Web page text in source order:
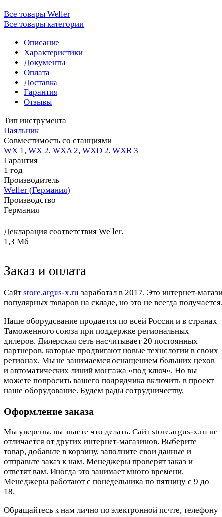
Все товары Weller
Все товары категории
Описание
Характеристики
Документы
Оплата
Доставка
Гарантия
Отзывы
Тип инструмента
Паяльник
Совместимость со станциями
WX 1, WX 2, WXA 2, WXD 2, WXR 3
Гарантия
1 год
Производитель
Weller (Германия)
Производство
Германия
Декларация соответствия Weller.
1,3 Мб
Заказ и оплата
Cайтstore.argus-x.ru заработал в 2017. Это интернет-
популярных товаров на складе, но это не всегда
Наше оборудование продается по всей России и в странах
Таможенного союза при поддержке региональных
дилеров. Дилерская сеть насчитывает 20 постоянных
партнеров, которые продвигают новые технологии в своих
регионах. Мы не занимаемся оснащением больших цехов
и автоматических линий монтажа «под ключ». Но вы
можете попросить вашего подрядчика включить в проект
наше оборудование. Будем рады сотрудничеству.
Оформление заказа
Мы уверены, вы знаете что делать. Сайт store.argus-x.ru не
отличается от других интернет-магазинов. Выберите
товар, добавьте в корзину, заполните свои данные и
отправьте заказ к нам. Менеджеры проверят заказ и
ответят вам. Иногда это занимает много времени.
Менеджеры работают с понедельника по пятницу с 9 до
18.
Обращайтесь к нам лично по электронной почте, телефону